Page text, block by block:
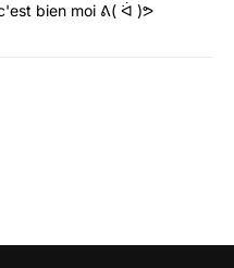
bien moi ᕕ( ᐛ )ᕗ